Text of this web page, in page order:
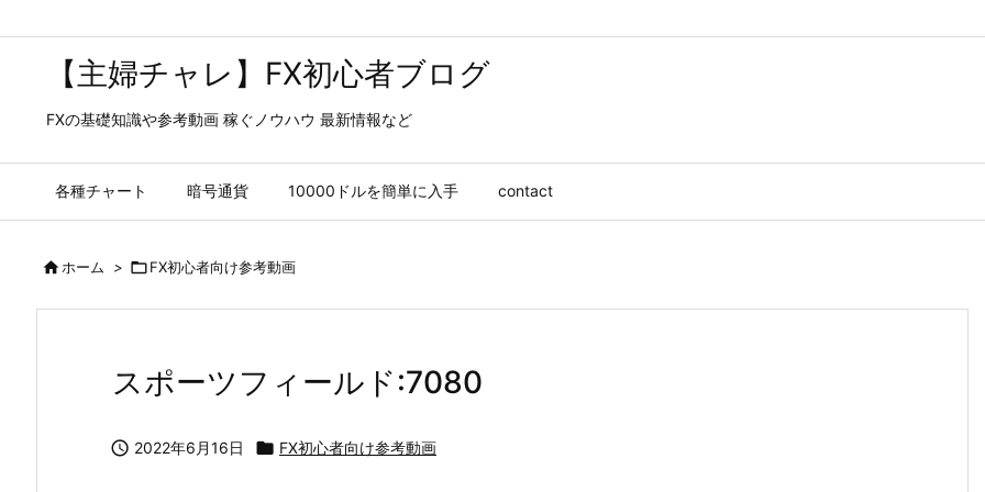
【主婦チャレ】FX初心者ブログ
FXの基礎知識や参考動画 稼ぐノウハウ 最新情報など
各種チャート 暗号通貨 10000ドルを簡単に入手 contact
ホーム > FX初心者向け参考動画
スポーツフィールド:7080
 2022年6月16日  FX初心者向け参考動画